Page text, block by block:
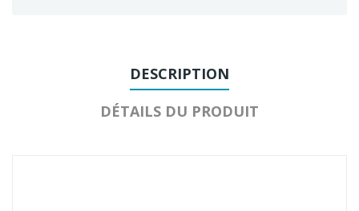
DESCRIPTION
DÉTAILS DU PRODUIT